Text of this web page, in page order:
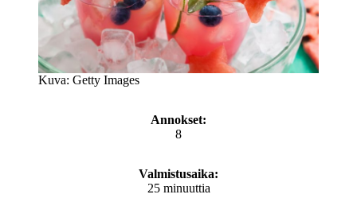
Kuva: Getty Images
Annokset:
8
Valmistusaika:
25 minuuttia